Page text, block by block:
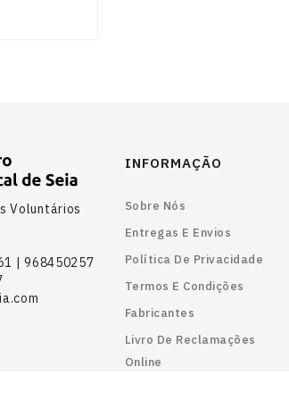
Voluntários
| 968450257
INFORMAÇÃO
Sobre Nós
Entregas E Envios
Política De Privacidade
Termos E Condições
Fabricantes
Livro De Reclamações
Online